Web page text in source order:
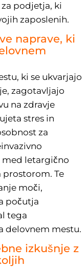
podjetja, ki
zaposlenih.
naprave, ki
ki se ukvarjajo
zagotavljajo
na zdravje
stres in
za
med letargično
Te
moči,
počutja
tega
delovnem mestu.
izkušnje z